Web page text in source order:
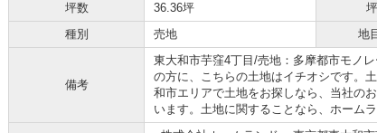
坪数
36.36坪
種別
売地 地
備考
東大和市芋窪4丁目/売地：多摩都市モノ
の方に、こちらの土地はイチオシです。
和市エリアで土地をお探しなら、当社の
います。土地に関することなら、ホーム